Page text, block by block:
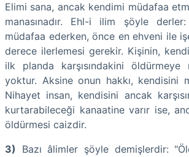
Elimi sana, ancak kendimi müdafaa
manasınadır. Ehl-i ilim şöyle
müdafaa ederken, önce en ehveni ile
derece ilerlemesi gerekir. Kişinin,
ilk planda karşısındakini öldürmeye
yoktur. Aksine onun hakkı, kendisini
Nihayet insan, kendisini ancak
kurtarabileceği kanaatine varır ise,
öldürmesi caizdir.
3) Bazı âlimler şöyle demişlerdir: